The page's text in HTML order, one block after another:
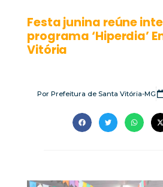
Festa junina reúne
programa ‘Hiperdia’
Vitória
PorPrefeitura de Santa Vitória-MG